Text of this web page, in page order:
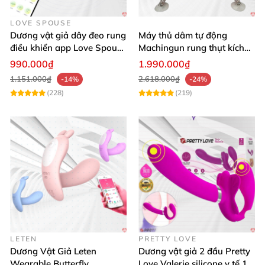
LOVE SPOUSE
Dương vật giả dây đeo rung
điều khiển app Love Spouse
thỏa mãn
990.000₫
1.151.000₫
-14%
(228)
Máy thủ dâm tự động
Machingun rung thụt kích
thích âm đạo cực phê
1.990.000₫
2.618.000₫
-24%
(219)
LETEN
Dương Vật Giả Leten
PRETTY LOVE
Dương vật giả 2 đầu Pretty